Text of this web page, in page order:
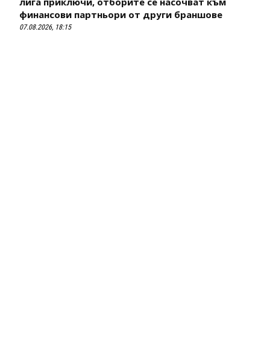
финансови партньори от други браншове
07.08.2026, 18:15